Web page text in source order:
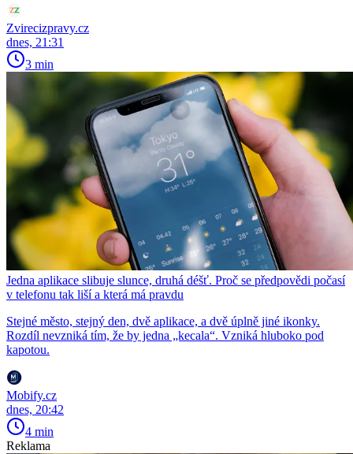
Zvirecizpravy.cz
dnes, 21:31
3 min
Jedna aplikace slibuje slunce, druhá déšť. Proč se předpovědi počasí
v telefonu tak liší a která má pravdu
Stejné město, stejný den, dvě aplikace, a dvě úplně jiné ikonky.
Rozdíl nevzniká tím, že by jedna „kecala“. Vzniká hluboko pod
kapotou.
Mobify.cz
dnes, 20:42
4 min
Reklama